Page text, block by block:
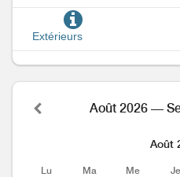
Extérieurs
Août 2026 —
Août
Lu Ma Me Je